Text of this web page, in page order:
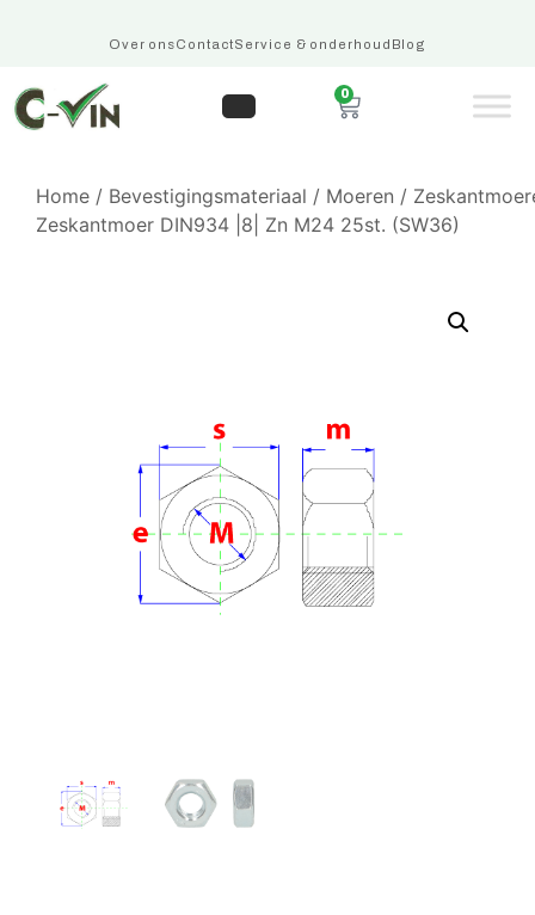
Over onsContactService & onderhoudBlog
0
Home / Bevestigingsmateriaal / Moeren /
Zeskantmoer DIN934 |8| Zn M24 25st. (SW36)